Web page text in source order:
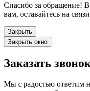
Спасибо за обращение!
вам, оставайтесь на
Закрыть
Закрыть окно
Заказать звонок
Мы с радостью ответим